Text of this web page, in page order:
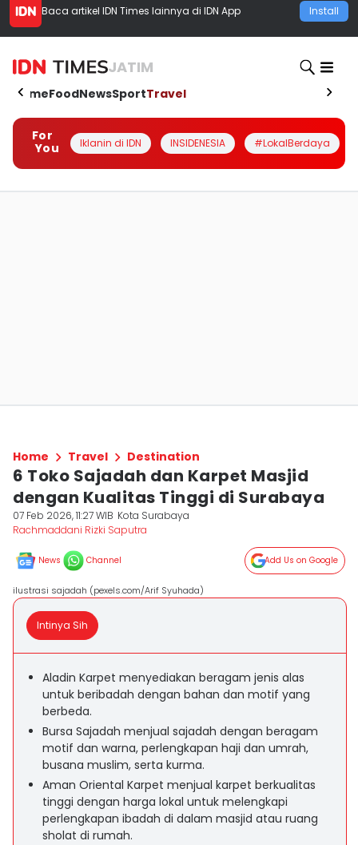
Baca artikel IDN Times lainnya di IDN App Install
JATIM
HomeFoodNewsSportTravel
For
You
Iklanin di IDN INSIDENESIA #LokalBerdaya
Home Travel Destination
6 Toko Sajadah dan Karpet Masjid
dengan Kualitas Tinggi di Surabaya
07 Feb 2026, 11:27 WIB Kota Surabaya
Rachmaddani Rizki Saputra
News Channel Add Us on Google
ilustrasi sajadah (pexels.com/Arif Syuhada)
Intinya Sih
Aladin Karpet menyediakan beragam jenis alas
untuk beribadah dengan bahan dan motif yang
berbeda.
Bursa Sajadah menjual sajadah dengan beragam
motif dan warna, perlengkapan haji dan umrah,
busana muslim, serta kurma.
Aman Oriental Karpet menjual karpet berkualitas
tinggi dengan harga lokal untuk melengkapi
perlengkapan ibadah di dalam masjid atau ruang
sholat di rumah.